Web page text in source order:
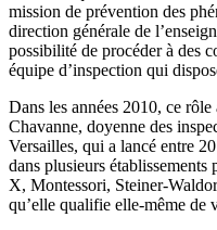
mission de prévention des
direction générale de
possibilité de procéder à des
équipe d’inspection qui
Dans les années 2010, ce
Chavanne, doyenne des
Versailles, qui a lancé entre
dans plusieurs
X, Montessori, Steiner-
qu’elle qualifie elle-même de